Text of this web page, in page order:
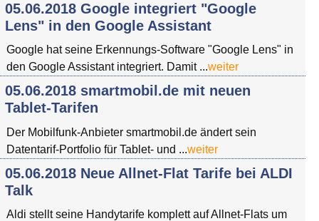
05.06.2018 Google integriert "Google
Lens" in den Google Assistant
Google hat seine Erkennungs-Software "Google Lens" in
den Google Assistant integriert. Damit ...weiter
05.06.2018 smartmobil.de mit neuen
Tablet-Tarifen
Der Mobilfunk-Anbieter smartmobil.de ändert sein
Datentarif-Portfolio für Tablet- und ...weiter
05.06.2018 Neue Allnet-Flat Tarife bei ALDI
Talk
Aldi stellt seine Handytarife komplett auf Allnet-Flats um